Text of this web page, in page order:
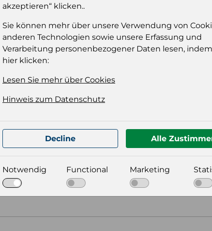
für Ihre Produktdatei aus
akzeptieren“ klicken..
Sie können mehr über unsere Verwendung von
anderen Technologien sowie unsere Erfassung und
Verarbeitung personenbezogener Daten lesen,
hier klicken:
Lesen Sie mehr über Cookies
Hinweis zum Datenschutz
Decline Alle
Notwendig Functional Marketing